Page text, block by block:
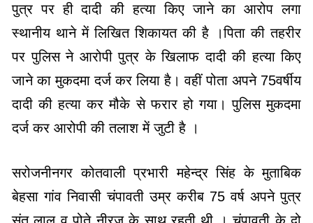
पुत्र पर ही दादी की हत्या किए जाने का आरोप लगा
स्थानीय थाने में लिखित शिकायत की है ।पिता की तहरीर
पर पुलिस ने आरोपी पुत्र के खिलाफ दादी की हत्या किए
जाने का मुकदमा दर्ज कर लिया है। वहीं पोता अपने 75वर्षीय
दादी की हत्या कर मौके से फरार हो गया। पुलिस मुकदमा
दर्ज कर आरोपी की तलाश में जुटी है ।
सरोजनीनगर कोतवाली प्रभारी महेन्द्र सिंह के मुताबिक
बेहसा गांव निवासी चंपावती उम्र करीब 75 वर्ष अपने पुत्र